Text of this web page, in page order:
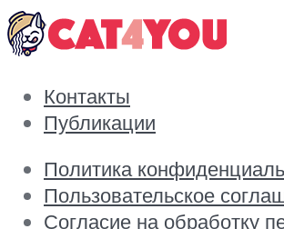
Контакты
Публикации
Политика
Пользовательское
Согласие на обработку